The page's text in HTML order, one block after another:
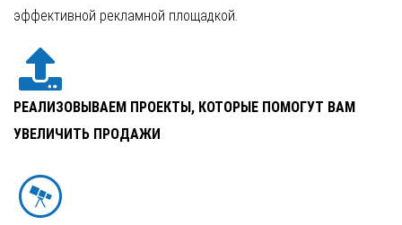
эффективной рекламной площадкой.
РЕАЛИЗОВЫВАЕМ ПРОЕКТЫ, КОТОРЫЕ ПОМОГУТ ВАМ
УВЕЛИЧИТЬ ПРОДАЖИ